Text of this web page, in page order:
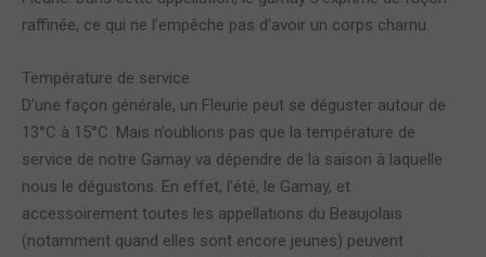
raffinée, ce qui ne l’empêche pas d’avoir un corps charnu.
Température de service
D’une façon générale, un Fleurie peut se déguster autour de
13°C à 15°C. Mais n’oublions pas que la température de
service de notre Gamay va dépendre de la saison à laquelle
nous le dégustons. En effet, l’été, le Gamay, et
accessoirement toutes les appellations du Beaujolais
(notamment quand elles sont encore jeunes) peuvent